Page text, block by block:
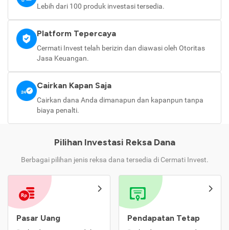
Lebih dari 100 produk investasi tersedia.
Platform Tepercaya
Cermati Invest telah berizin dan diawasi oleh Otoritas
Jasa Keuangan.
Cairkan Kapan Saja
Cairkan dana Anda dimanapun dan kapanpun tanpa
biaya penalti.
Pilihan Investasi Reksa Dana
Berbagai pilihan jenis reksa dana tersedia di Cermati Invest.
Pasar Uang Pendapatan Tetap